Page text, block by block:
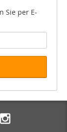
Sie per E-